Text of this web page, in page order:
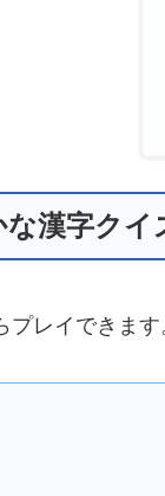
な漢字クイ
プレイできます